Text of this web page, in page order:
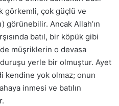
görkemli, çok güçlü ve
görünebilir. Ancak Allah’ın
batıl, bir köpük gibi
müşriklerin o devasa
yerle bir olmuştur. Ayet
kendine yok olmaz; onun
inmesi ve batılın